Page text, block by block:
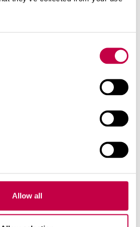
Allow all
pyöreähköt ja melko
pienet. Hedelmiä
huolimatta lajike on
satoisa. Hedelmät ovat
makuisia. Ehtii tuottaa
Muita lajikkeita
avomaalle: